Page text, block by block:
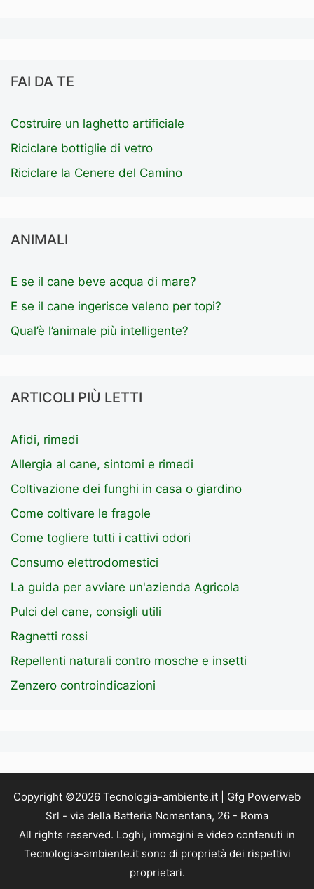
FAI DA TE
Costruire un laghetto artificiale
Riciclare bottiglie di vetro
Riciclare la Cenere del Camino
ANIMALI
E se il cane beve acqua di mare?
E se il cane ingerisce veleno per topi?
Qual’è l’animale più intelligente?
ARTICOLI PIÙ LETTI
Afidi, rimedi
Allergia al cane, sintomi e rimedi
Coltivazione dei funghi in casa o giardino
Come coltivare le fragole
Come togliere tutti i cattivi odori
Consumo elettrodomestici
La guida per avviare un'azienda Agricola
Pulci del cane, consigli utili
Ragnetti rossi
Repellenti naturali contro mosche e insetti
Zenzero controindicazioni
Copyright ©2026 Tecnologia-ambiente.it | Gfg Powerweb
Srl - via della Batteria Nomentana, 26 - Roma
All rights reserved. Loghi, immagini e video contenuti in
Tecnologia-ambiente.it sono di proprietà dei rispettivi
proprietari.